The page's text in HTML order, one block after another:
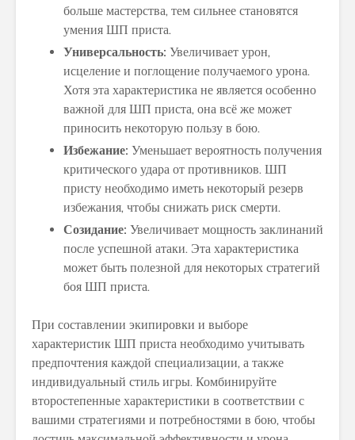
больше мастерства, тем сильнее становятся
умения ШП приста.
Универсальность: Увеличивает урон,
исцеление и поглощение получаемого урона.
Хотя эта характеристика не является особенно
важной для ШП приста, она всё же может
приносить некоторую пользу в бою.
Избежание: Уменьшает вероятность получения
критического удара от противников. ШП
присту необходимо иметь некоторый резерв
избежания, чтобы снижать риск смерти.
Созидание: Увеличивает мощность заклинаний
после успешной атаки. Эта характеристика
может быть полезной для некоторых стратегий
боя ШП приста.
При составлении экипировки и выборе
характеристик ШП приста необходимо учитывать
предпочтения каждой специализации, а также
индивидуальный стиль игры. Комбинируйте
второстепенные характеристики в соответствии с
вашими стратегиями и потребностями в бою, чтобы